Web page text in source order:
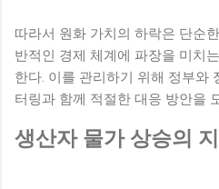
따라서 원화 가치의 하락은 단순
반적인 경제 체계에 파장을 미치
한다. 이를 관리하기 위해 정부와
터링과 함께 적절한 대응 방안을
생산자 물가 상승의